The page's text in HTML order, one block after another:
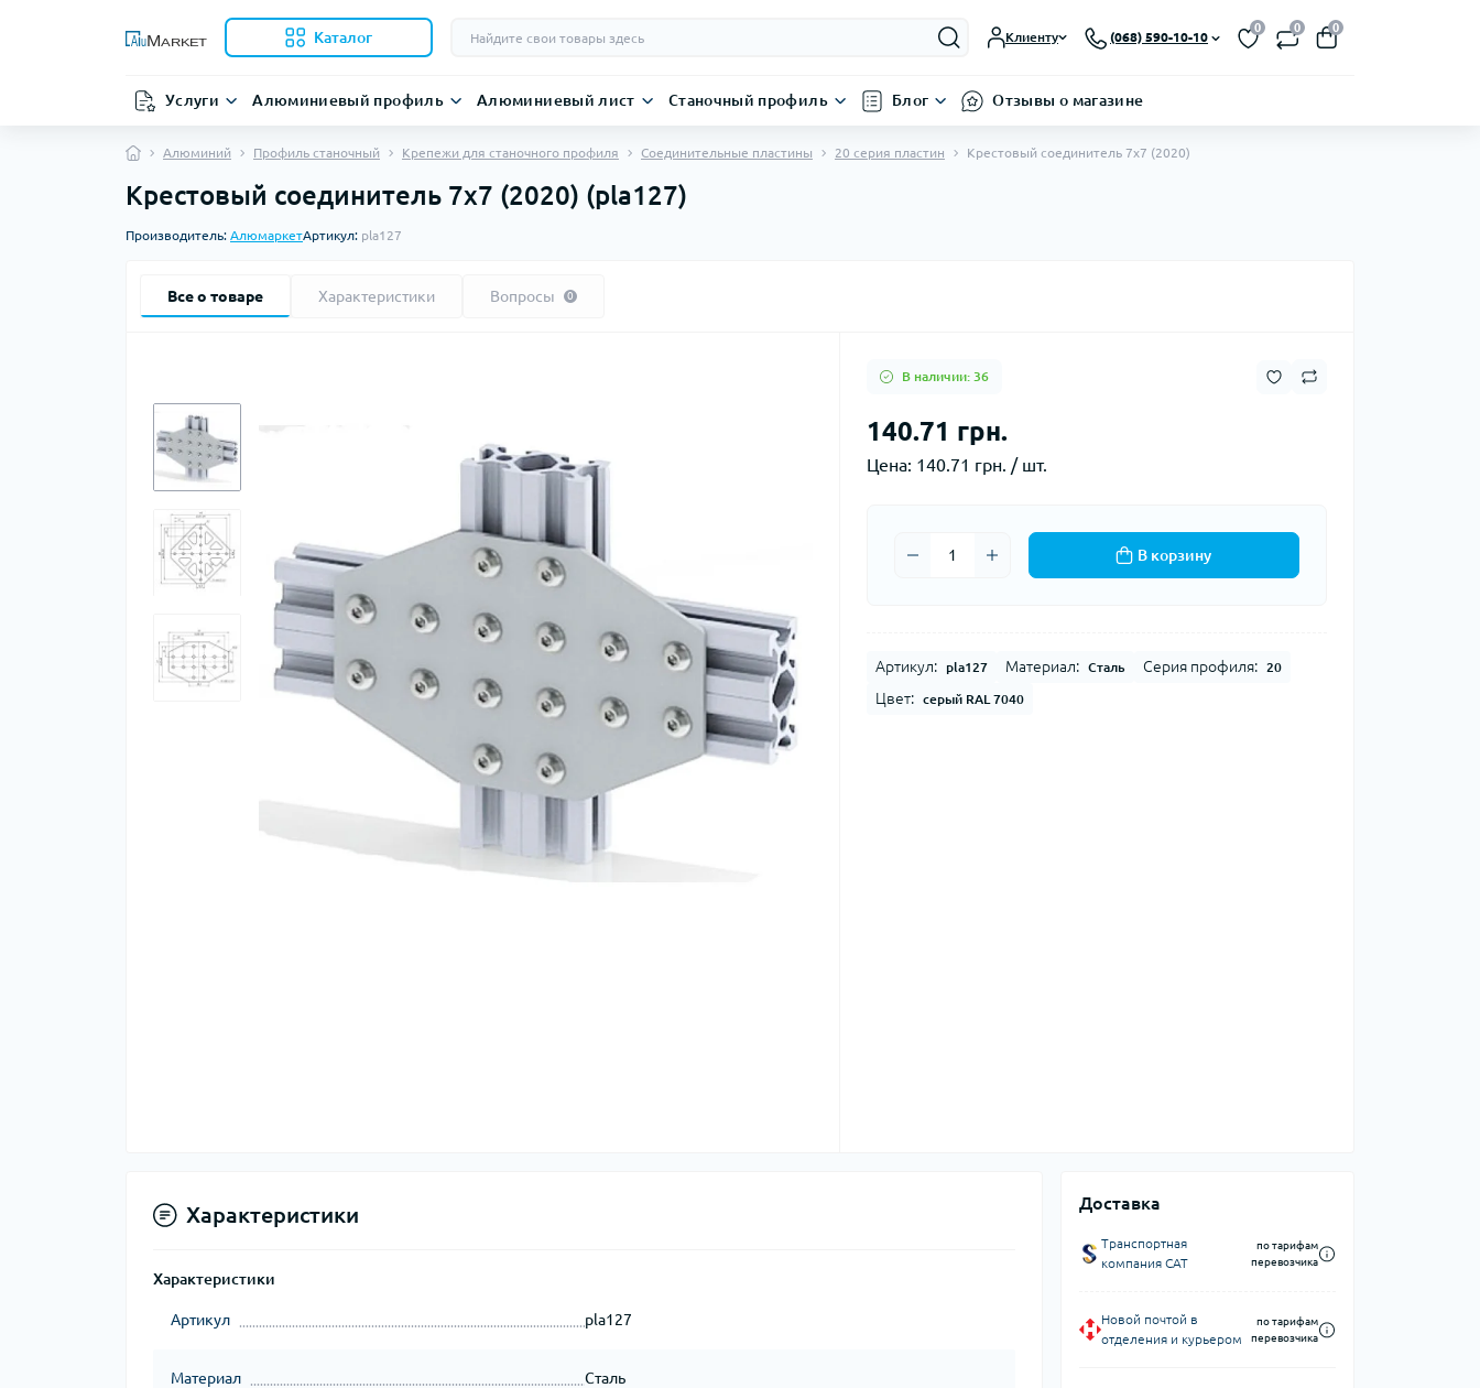
Каталог Клиенту (068) 590-10-10
0 0 0
Услуги Алюминиевый профиль Алюминиевый лист Станочный профиль Блог Отзывы о магазине
Алюминий Профиль станочный Крепежи для станочного профиля Соединительные пластины 20 серия пластин Крестовый соединитель 7х7 (2020)
Крестовый соединитель 7х7 (2020) (pla127)
Производитель: АлюмаркетАртикул: pla127
Все о товаре Характеристики Вопросы 0
В наличии: 36
140.71 грн.
Цена: 140.71 грн. / шт.
В корзину
Артикул: pla127 Материал: Сталь Серия профиля: 20
Цвет: серый RAL 7040
Доставка
Транспортная
компания CAT
по тарифам
перевозчика
Новой почтой в
отделения и курьером
по тарифам
перевозчика
Характеристики
Характеристики
Артикул pla127
Материал Сталь